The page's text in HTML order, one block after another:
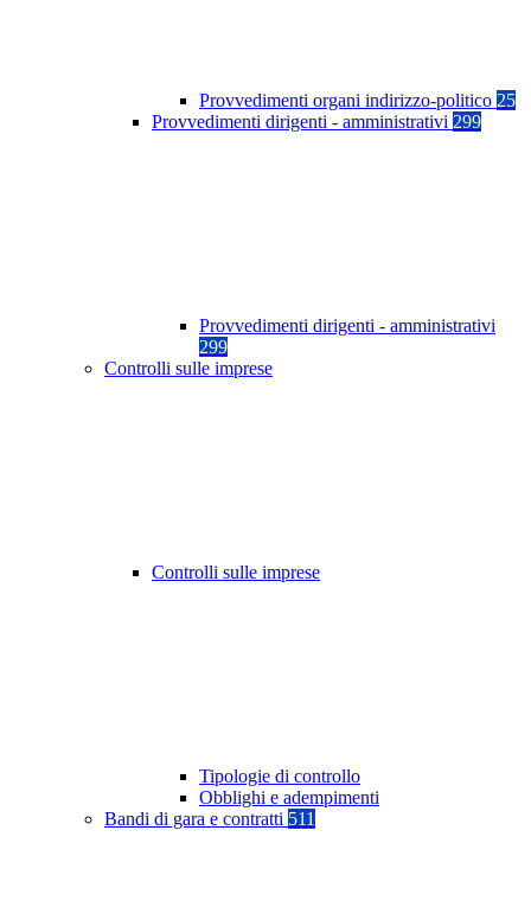
Provvedimenti organi indirizzo-politico 25
Provvedimenti dirigenti - amministrativi 299
Provvedimenti dirigenti - amministrativi
299
Controlli sulle imprese
Controlli sulle imprese
Tipologie di controllo
Obblighi e adempimenti
Bandi di gara e contratti 511